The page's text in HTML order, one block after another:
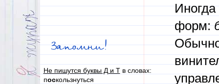
Запомни!
Не пишутся буквы Д и Тв словах:
поскользнуться
форм: